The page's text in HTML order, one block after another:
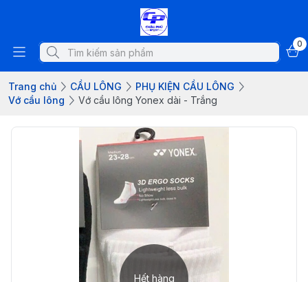
0
Trang chủ CẦU LÔNG
PHỤ KIỆN CẦU LÔNG
Vớ cầu lông
Vớ cầu lông Yonex dài - Trắng
Hết hàng